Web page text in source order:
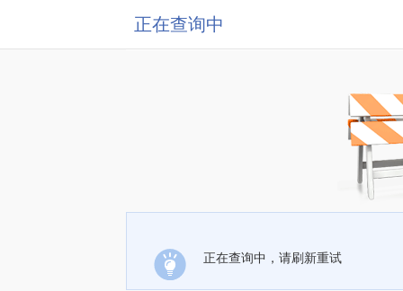
正在查询中
正在查询中，请刷新重试